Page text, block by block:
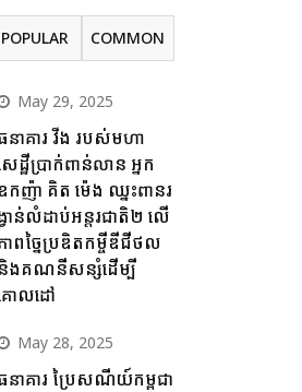
POPULAR COMMON
May 29, 2025
នាគារ វីង របស់មហា
េដ្ឋីប្រាក់ពាន់លាន អ្នក
ឧកញ៉ា គិត ម៉េង ឈ្នះពានរ
វាន់លំដាប់អន្តរជាតិ២ លើ
ាពច្នៃប្រឌិតកម្ចីឌីជីថល
និងគណនីសន្សំដើម្បី
ោលដៅ
May 28, 2025
នាគារ ប្រៃសណីយ៍កម្ពុជា